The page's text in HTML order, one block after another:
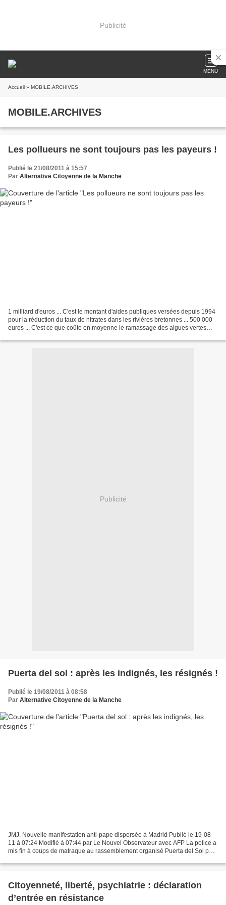
Publicité
MENU
Accueil » MOBILE.ARCHIVES
MOBILE.ARCHIVES
Les pollueurs ne sont toujours pas les payeurs !
Publié le 21/08/2011 à 15:57
Par Alternative Citoyenne de la Manche
1 milliard d'euros ... C'est le montant d'aides publiques versées depuis 1994
pour la réduction du taux de nitrates dans les rivières bretonnes ... 500 000
euros ... C'est ce que coûte en moyenne le ramassage des algues vertes
Publicité
Puerta del sol : après les indignés, les résignés !
Publié le 19/08/2011 à 08:58
Par Alternative Citoyenne de la Manche
JMJ. Nouvelle manifestation anti-pape dispersée à Madrid Publié le 19-08-
11 à 07:24 Modifié à 07:44 par Le Nouvel Observateur avec AFP La police a
mis fin à coups de matraque au rassemblement organisé Puerta del Sol par
Citoyenneté, liberté, psychiatrie : déclaration
d’entrée en résistance